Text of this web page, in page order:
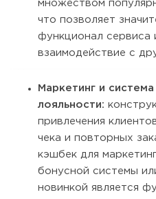
множеством
что позволяет
функционал сервиса
взаимодействие с
Маркетинг и система
лояльности:
привлечения
чека и повторных
кэшбек для
бонусной системы
новинкой является